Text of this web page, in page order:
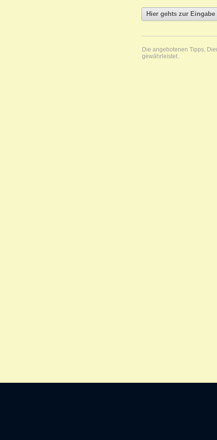
Die angebotenen Tipps,
gewährleistet.